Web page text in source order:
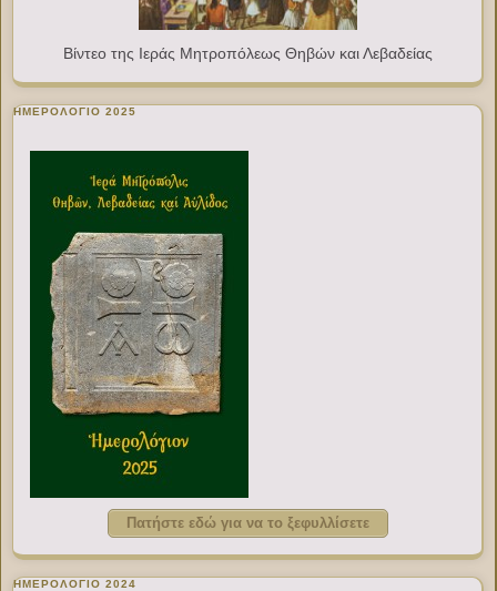
Βίντεο της Ιεράς Μητροπόλεως Θηβών και Λεβαδείας
ΗΜΕΡΟΛΟΓΙΟ 2025
Πατήστε εδώ για να το ξεφυλλίσετε
ΗΜΕΡΟΛΟΓΙΟ 2024